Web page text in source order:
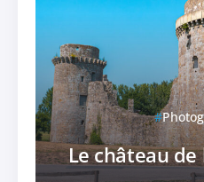
Le château